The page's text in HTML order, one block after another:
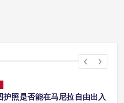
护照是否能在马尼拉使用国际